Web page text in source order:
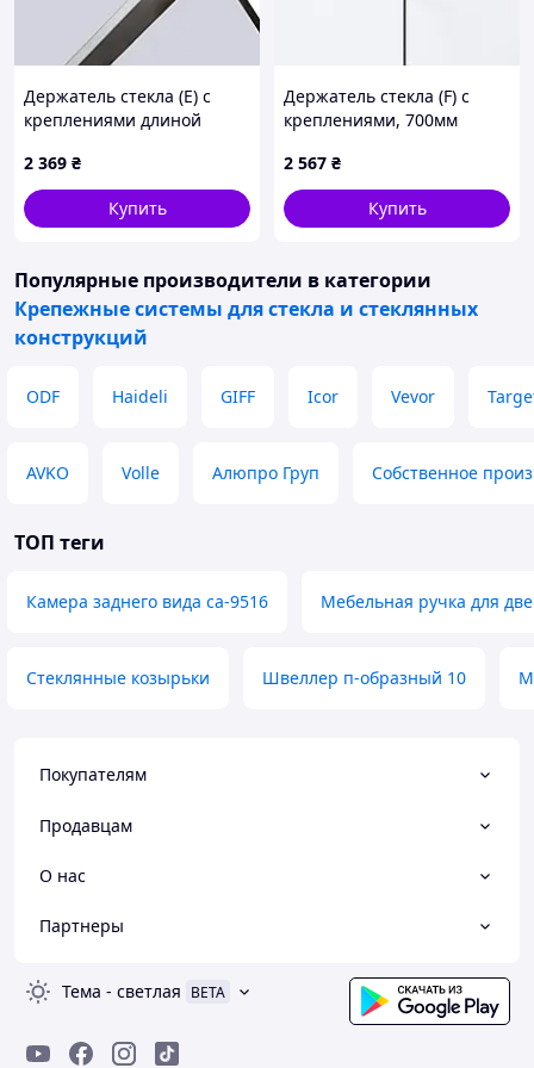
Держатель стекла (Е) с
креплениями длиной
2 369 ₴
Купить
Держатель стекла (F) с
креплениями, 700мм
2 567 ₴
Купить
Популярные производители в категории
Крепежные системы для стекла и стеклянных
конструкций
ODF Haideli GIFF Icor Vevor
AVKO Volle Алюпро Груп Собственное
ТОП теги
Камера заднего вида ca-9516 Мебельная ручка для
Стеклянные козырьки Швеллер п-образный 10
Покупателям
Продавцам
О нас
Партнеры
Тема - светлая BETA